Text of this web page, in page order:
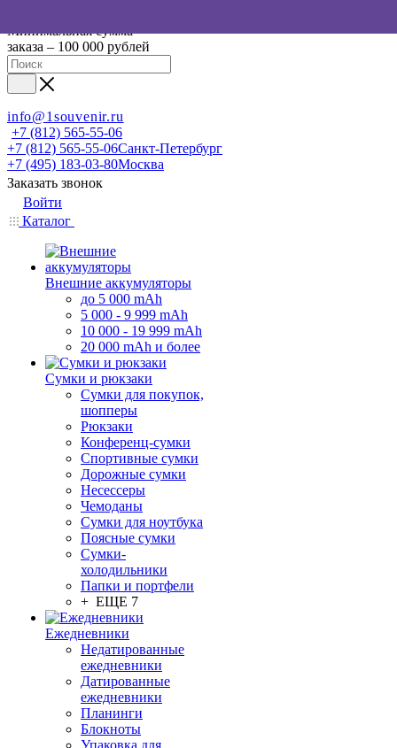
Минимальная сумма
заказа – 100 000 рублей
info@1souvenir.ru
+7 (812) 565-55-06
+7 (812) 565-55-06Санкт-Петербург
+7 (495) 183-03-80Москва
Заказать звонок
Войти
Каталог
Внешние аккумуляторы
до 5 000 mAh
5 000 - 9 999 mAh
10 000 - 19 999 mAh
20 000 mAh и более
Сумки и рюкзаки
Сумки для покупок,
шопперы
Рюкзаки
Конференц-сумки
Спортивные сумки
Дорожные сумки
Несессеры
Чемоданы
Сумки для ноутбука
Поясные сумки
Сумки-
холодильники
Папки и портфели
+ ЕЩЕ 7
Ежедневники
Недатированные
ежедневники
Датированные
ежедневники
Планинги
Блокноты
Упаковка для